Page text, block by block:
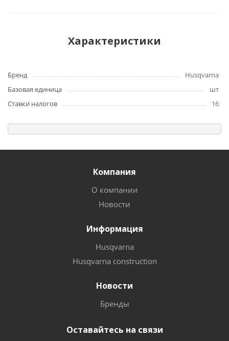
Характеристики
Бренд
Husqvarna
Базовая единица
шт
Ставки налогов
16
Компания
О компании
Новости
Информация
Husqvarna
Husqvarna construction
Новости
Бренды
Оставайтесь на связи